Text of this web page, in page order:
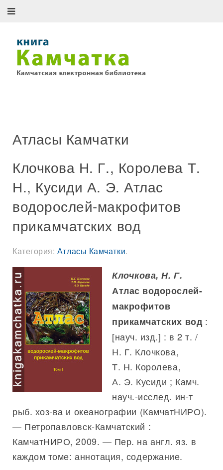
Атласы Камчатки
Клочкова Н. Г., Королева Т.
Н., Кусиди А. Э. Атлас
водорослей-макрофитов
прикамчатских вод
Категория: Атласы Камчатки.
Клочкова, Н. Г.
Атлас водорослей-
макрофитов
прикамчатских вод :
[науч. изд.] : в 2 т. /
Н. Г. Клочкова,
Т. Н. Королева,
А. Э. Кусиди ; Камч.
науч.-исслед. ин-т
рыб. хоз-ва и океанографии (КамчатНИРО).
— Петропавловск-Камчатский :
КамчатНИРО, 2009. — Пер. на англ. яз. в
каждом томе: аннотация, содержание.